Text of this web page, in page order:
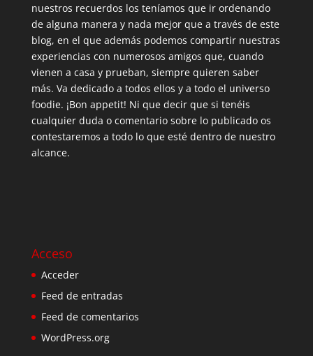
nuestros recuerdos los teníamos que ir ordenando
de alguna manera y nada mejor que a través de este
blog, en el que además podemos compartir nuestras
experiencias con numerosos amigos que, cuando
vienen a casa y prueban, siempre quieren saber
más. Va dedicado a todos ellos y a todo el universo
foodie. ¡Bon appetit! Ni que decir que si tenéis
cualquier duda o comentario sobre lo publicado os
contestaremos a todo lo que esté dentro de nuestro
alcance.
Acceso
Acceder
Feed de entradas
Feed de comentarios
WordPress.org